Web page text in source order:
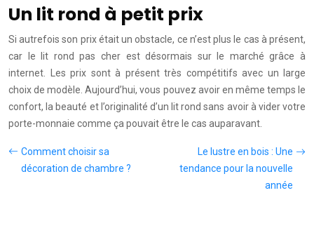
Un lit rond à petit prix
Si autrefois son prix était un obstacle, ce n’est plus le cas à présent,
car le lit rond pas cher est désormais sur le marché grâce à
internet. Les prix sont à présent très compétitifs avec un large
choix de modèle. Aujourd’hui, vous pouvez avoir en même temps le
confort, la beauté et l’originalité d’un lit rond sans avoir à vider votre
porte-monnaie comme ça pouvait être le cas auparavant.
Comment choisir sa
décoration de chambre ?
Le lustre en bois : Une
tendance pour la nouvelle
année